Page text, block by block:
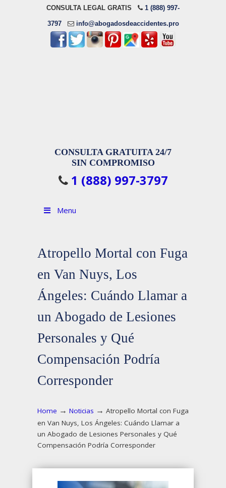
CONSULTA LEGAL GRATIS 1 (888) 997-
3797 info@abogadosdeaccidentes.pro
CONSULTA GRATUITA 24/7
SIN COMPROMISO
1 (888) 997-3797
Menu
Atropello Mortal con Fuga
en Van Nuys, Los
Ángeles: Cuándo Llamar a
un Abogado de Lesiones
Personales y Qué
Compensación Podría
Corresponder
Home → Noticias → Atropello Mortal con Fuga
en Van Nuys, Los Ángeles: Cuándo Llamar a
un Abogado de Lesiones Personales y Qué
Compensación Podría Corresponder